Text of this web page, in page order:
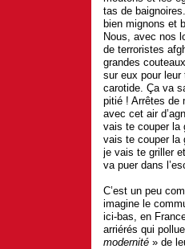
tas de
bien mignons et
Nous, avec nos
de terroristes
grandes
sur eux pour leur
carotide. Ça va
pitié ! Arrêtes de
avec cet air
vais te couper la
vais te couper la
je vais te griller
va puer dans
C’est un peu
imagine le
ici-bas, en
arriérés qui
modernité » de